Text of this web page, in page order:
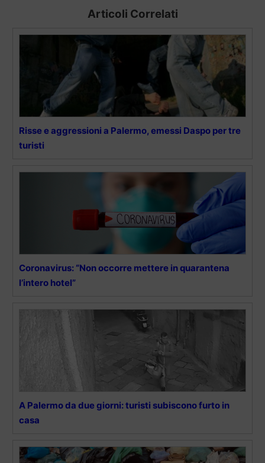
Articoli Correlati
Risse e aggressioni a Palermo, emessi Daspo per tre
turisti
Coronavirus: “Non occorre mettere in quarantena
l’intero hotel”
A Palermo da due giorni: turisti subiscono furto in
casa